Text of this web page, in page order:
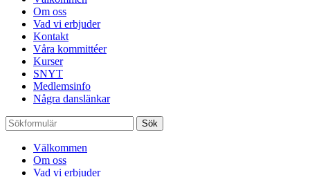
Om oss
Vad vi erbjuder
Kontakt
Våra kommittéer
Kurser
SNYT
Medlemsinfo
Några danslänkar
Sök
Välkommen
Om oss
Vad vi erbjuder